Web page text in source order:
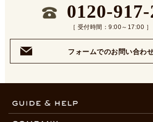
0120-
［ 受付時間：9:00～17:00 ］
フォームでのお問い合わ